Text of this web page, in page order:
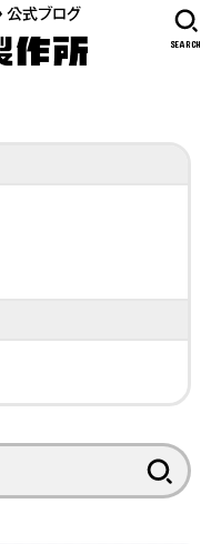
SEARCH